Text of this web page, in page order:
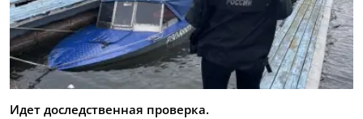
Идет доследственная проверка.